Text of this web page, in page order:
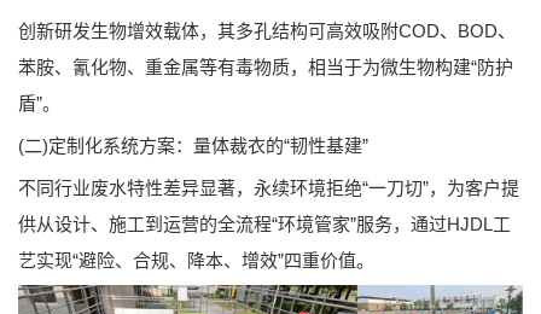
创新研发生物增效载体，其多孔结构可高效吸附COD、BOD、
苯胺、氰化物、重金属等有毒物质，相当于为微生物构建“防护
盾”。
(二)定制化系统方案：量体裁衣的“韧性基建”
不同行业废水特性差异显著，永续环境拒绝“一刀切”，为客户提
供从设计、施工到运营的全流程“环境管家”服务，通过HJDL工
艺实现“避险、合规、降本、增效”四重价值。